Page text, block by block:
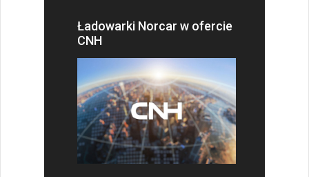
Ładowarki Norcar w ofercie
CNH